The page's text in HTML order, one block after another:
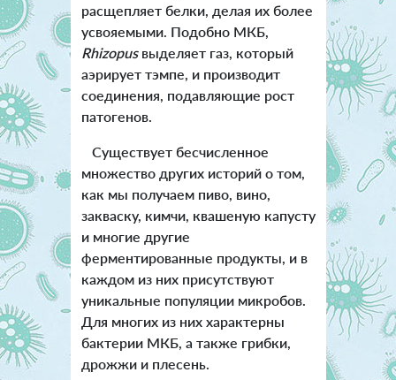
расщепляет белки, делая их более
усвояемыми. Подобно МКБ,
Rhizopusвыделяет газ, который
аэрирует тэмпе, и производит
соединения, подавляющие рост
патогенов.
Существует бесчисленное
множество других историй о том,
как мы получаем пиво, вино,
закваску, кимчи, квашеную капусту
и многие другие
ферментированные продукты, и в
каждом из них присутствуют
уникальные популяции микробов.
Для многих из них характерны
бактерии МКБ, а также грибки,
дрожжи и плесень.